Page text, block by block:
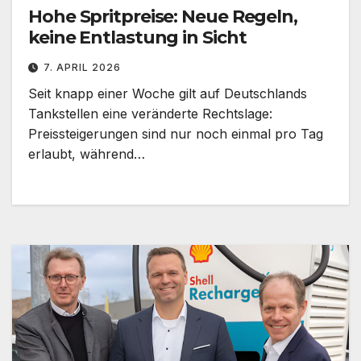
Hohe Spritpreise: Neue Regeln,
keine Entlastung in Sicht
7. APRIL 2026
Seit knapp einer Woche gilt auf Deutschlands
Tankstellen eine veränderte Rechtslage:
Preissteigerungen sind nur noch einmal pro Tag
erlaubt, während…